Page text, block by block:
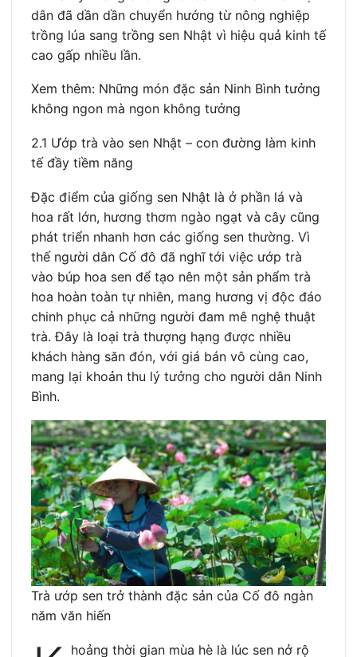
dân đã dần dần chuyển hướng từ nông nghiệp
trồng lúa sang trồng sen Nhật vì hiệu quả kinh tế
cao gấp nhiều lần.
Xem thêm: Những món đặc sản Ninh Bình tưởng
không ngon mà ngon không tưởng
2.1 Ướp trà vào sen Nhật – con đường làm kinh
tế đầy tiềm năng
Đặc điểm của giống sen Nhật là ở phần lá và
hoa rất lớn, hương thơm ngào ngạt và cây cũng
phát triển nhanh hơn các giống sen thường. Vì
thế người dân Cố đô đã nghĩ tới việc ướp trà
vào búp hoa sen để tạo nên một sản phẩm trà
hoa hoàn toàn tự nhiên, mang hương vị độc đáo
chinh phục cả những người đam mê nghệ thuật
trà. Đây là loại trà thượng hạng được nhiều
khách hàng săn đón, với giá bán vô cùng cao,
mang lại khoản thu lý tưởng cho người dân Ninh
Bình.
Trà ướp sen trở thành đặc sản của Cố đô ngàn
năm văn hiến
hoảng thời gian mùa hè là lúc sen nở rộ